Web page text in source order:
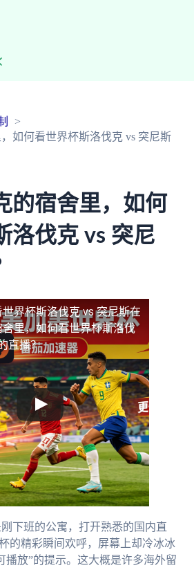
如何看世界杯斯洛伐克 vs 突尼斯
的宿舍里，如何
洛伐克 vs 突尼
界杯斯洛伐克 vs 突尼斯在
里，如何看世界杯斯洛伐
直播？
下班的公寓，打开熟悉的国内直
的精彩瞬间欢呼，屏幕上却冷冰冰
播放”的提示。这大概是许多海外留